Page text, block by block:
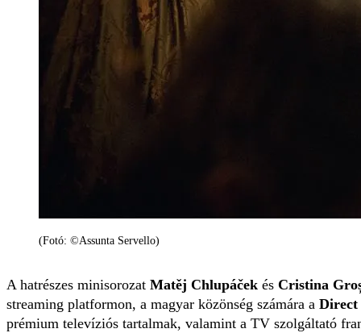
(Fotó: ©Assunta Servello)
A hatrészes minisorozat Matěj Chlupáček és Cristina
streaming platformon, a magyar közönség számára a Direct
prémium televíziós tartalmak, valamint a TV szolgáltató